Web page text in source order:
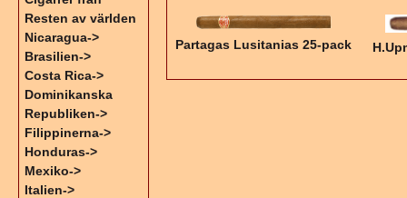
Partagas Lusitanias 25-pack
Resten av världen
Nicaragua->
Brasilien->
Costa Rica->
Dominikanska
Republiken->
Filippinerna->
Honduras->
Mexiko->
Italien->